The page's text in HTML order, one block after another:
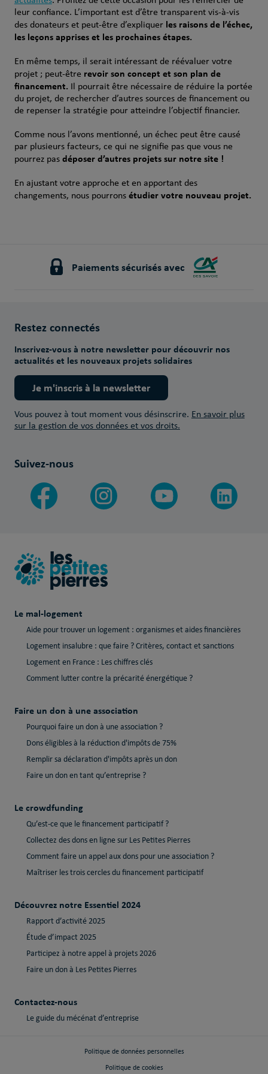
leur confiance. L’important est d’être transparent vis-à-vis
des donateurs et peut-être d’expliquer les raisons de l’échec,
les leçons apprises et les prochaines étapes.
En même temps, il serait intéressant de réévaluer votre
projet ; peut-être revoir son concept et son plan de
financement. Il pourrait être nécessaire de réduire la portée
du projet, de rechercher d’autres sources de financement ou
de repenser la stratégie pour atteindre l’objectif financier.
Comme nous l’avons mentionné, un échec peut être causé
par plusieurs facteurs, ce qui ne signifie pas que vous ne
pourrez pas déposer d’autres projets sur notre site !
En ajustant votre approche et en apportant des
changements, nous pourrons étudier votre nouveau projet.
Paiements sécurisés avec
Restez connectés
Inscrivez-vous à notre newsletter pour découvrir nos
actualités et les nouveaux projets solidaires
Je m'inscris à la newsletter
Vous pouvez à tout moment vous désinscrire. En savoir plus
sur la gestion de vos données et vos droits.
Suivez-nous
Le mal-logement
Aide pour trouver un logement : organismes et aides financières
Logement insalubre : que faire ? Critères, contact et sanctions
Logement en France : Les chiffres clés
Comment lutter contre la précarité énergétique ?
Faire un don à une association
Pourquoi faire un don à une association ?
Dons éligibles à la réduction d'impôts de 75%
Remplir sa déclaration d'impôts après un don
Faire un don en tant qu’entreprise ?
Le crowdfunding
Qu’est-ce que le financement participatif ?
Collectez des dons en ligne sur Les Petites Pierres
Comment faire un appel aux dons pour une association ?
Maîtriser les trois cercles du financement participatif
Découvrez notre Essentiel 2024
Rapport d’activité 2025
Étude d’impact 2025
Participez à notre appel à projets 2026
Faire un don à Les Petites Pierres
Contactez-nous
Le guide du mécénat d’entreprise
Politique de données personnelles
Politique de cookies